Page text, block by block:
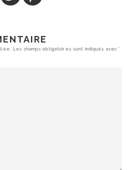
Les champs obligatoires sont indiqués avec*